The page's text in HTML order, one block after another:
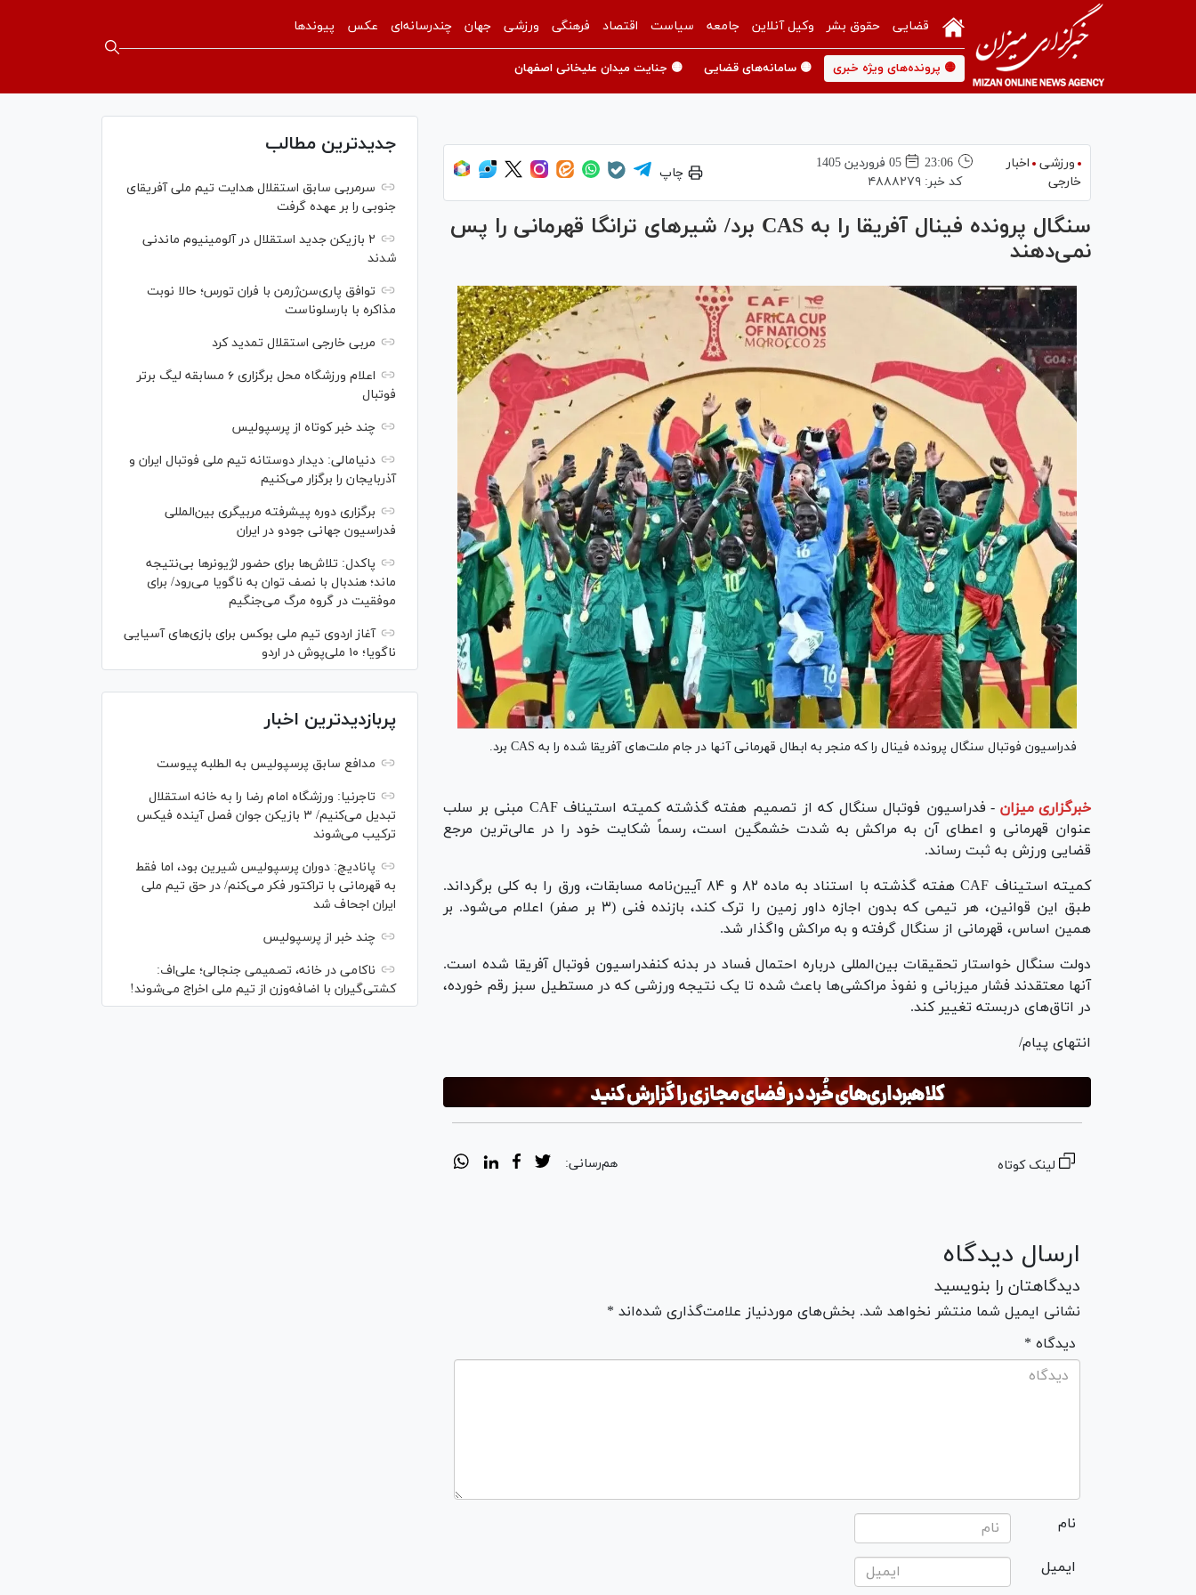
قضایی حقوق بشر وکیل آنلاین جامعه سیاست اقتصاد فرهنگی ورزشی جهان چندرسانه‌ای عکس پیوندها
🟡 پرونده‌های ویژه خبری 🟡 سامانه‌های قضایی 🟡 جنایت میدان علیخانی اصفهان
ورزشی
اخبار
خارجی
23:06
05 فروردين 1405
کد خبر:۴۸۸۸۲۷۹
چاپ
سنگال پرونده فینال آفریقا را به CAS برد/ شیر‌های ترانگا قهرمانی را پس
نمی‌دهند
فدراسیون فوتبال سنگال پرونده فینال‌ را که منجر به ابطال قهرمانی آنها در جام ملت‌های آفریقا شده را به CAS برد.
خبرگزاری میزان -
فدراسیون فوتبال سنگال که از تصمیم هفته گذشته کمیته استیناف CAF مبنی بر سلب
عنوان قهرمانی و اعطای آن به مراکش به شدت خشمگین است، رسماً شکایت خود را در عالی‌ترین مرجع
قضایی ورزش به ثبت رساند.
کمیته استیناف CAF هفته گذشته با استناد به ماده ۸۲ و ۸۴ آیین‌نامه مسابقات، ورق را به کلی برگرداند.
طبق این قوانین، هر تیمی که بدون اجازه داور زمین را ترک کند، بازنده فنی (۳ بر صفر) اعلام می‌شود. بر
همین اساس، قهرمانی از سنگال گرفته و به مراکش واگذار شد.
دولت سنگال خواستار تحقیقات بین‌المللی درباره احتمال فساد در بدنه کنفدراسیون فوتبال آفریقا شده است.
آنها معتقدند فشار میزبانی و نفوذ مراکشی‌ها باعث شده تا یک نتیجه ورزشی که در مستطیل سبز رقم خورده،
در اتاق‌های دربسته تغییر کند.
انتهای پیام/
لینک کوتاه هم‌رسانی:
ارسال دیدگاه
دیدگاهتان را بنویسید
نشانی ایمیل شما منتشر نخواهد شد. بخش‌های موردنیاز علامت‌گذاری شده‌اند *
* دیدگاه
نام
ایمیل
جدیدترین مطالب
سرمربی سابق استقلال هدایت تیم ملی آفریقای
جنوبی را بر عهده گرفت
۲ بازیکن جدید استقلال در آلومینیوم ماندنی
شدند
توافق پاری‌سن‌ژرمن با فران تورس؛ حالا نوبت
مذاکره با بارسلوناست
مربی خارجی استقلال تمدید کرد
اعلام ورزشگاه محل برگزاری ۶ مسابقه لیگ برتر
فوتبال
چند خبر کوتاه از پرسپولیس
دنیامالی: دیدار دوستانه تیم ملی فوتبال ایران و
آذربایجان را برگزار می‌کنیم
برگزاری دوره پیشرفته مربیگری بین‌المللی
فدراسیون جهانی جودو در ایران
پاکدل: تلاش‌ها برای حضور لژیونر‌ها بی‌نتیجه
ماند؛ هندبال با نصف توان به ناگویا می‌رود/ برای
موفقیت در گروه مرگ می‌جنگیم
آغاز اردوی تیم ملی بوکس برای بازی‌های آسیایی
ناگویا؛ ۱۰ ملی‌پوش در اردو
پربازدیدترین اخبار
مدافع سابق پرسپولیس به الطلبه پیوست
تاجرنیا: ورزشگاه امام رضا را به خانه استقلال
تبدیل می‌کنیم/ ۳ بازیکن جوان فصل آینده فیکس
ترکیب می‌شوند
پانادیچ: دوران پرسپولیس شیرین بود، اما فقط
به قهرمانی با تراکتور فکر می‌کنم/ در حق تیم ملی
ایران اجحاف شد
چند خبر از پرسپولیس
ناکامی در خانه، تصمیمی جنجالی؛ علی‌اف:
کشتی‌گیران با اضافه‌وزن از تیم ملی اخراج می‌شوند!